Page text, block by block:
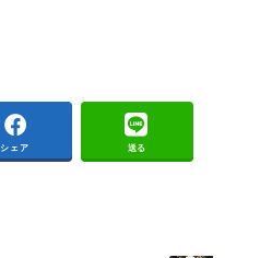
シェア 送る